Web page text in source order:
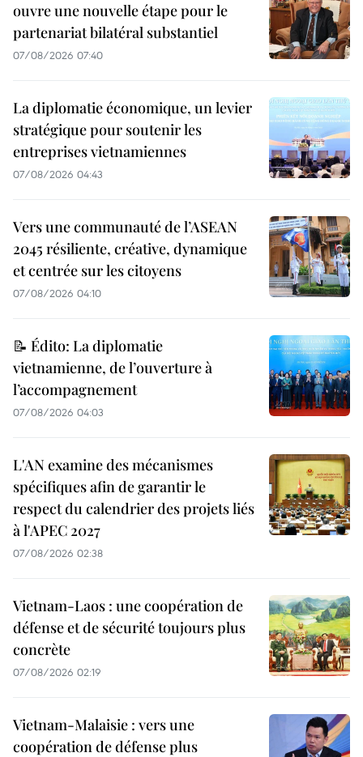
ouvre une nouvelle étape pour le
partenariat bilatéral substantiel
07/08/2026 07:40
La diplomatie économique, un levier
stratégique pour soutenir les
entreprises vietnamiennes
07/08/2026 04:43
Vers une communauté de l’ASEAN
2045 résiliente, créative, dynamique
et centrée sur les citoyens
07/08/2026 04:10
📝 Édito: La diplomatie
vietnamienne, de l’ouverture à
l’accompagnement
07/08/2026 04:03
L'AN examine des mécanismes
spécifiques afin de garantir le
respect du calendrier des projets liés
à l'APEC 2027
07/08/2026 02:38
Vietnam-Laos : une coopération de
défense et de sécurité toujours plus
concrète
07/08/2026 02:19
Vietnam-Malaisie : vers une
coopération de défense plus